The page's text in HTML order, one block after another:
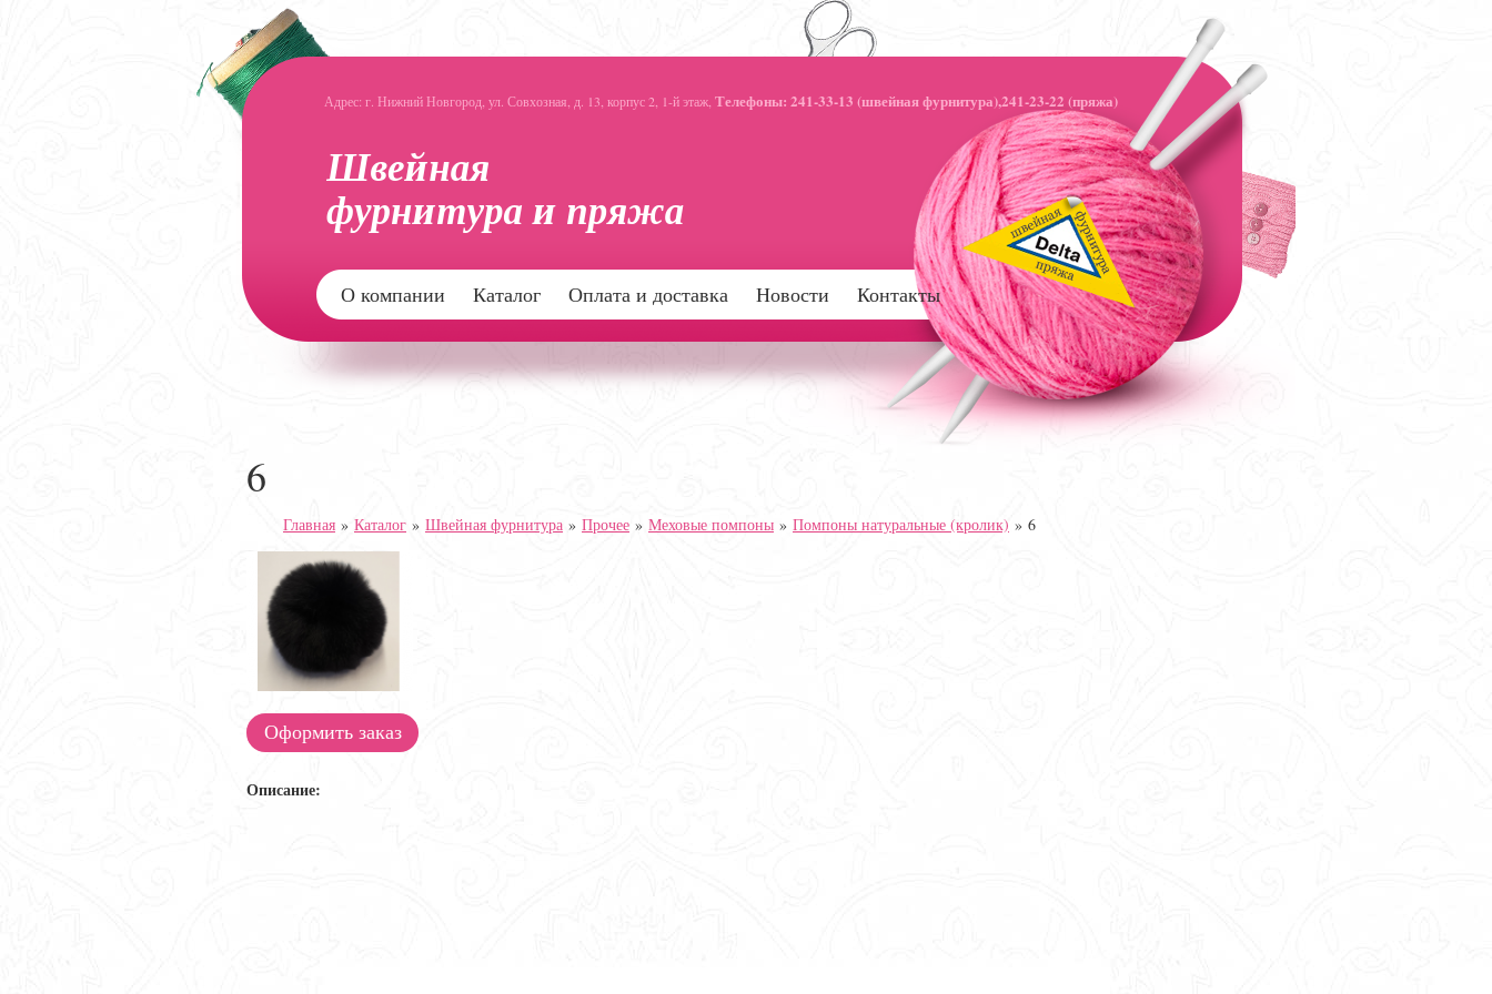
Адрес: г. Нижний Новгород, ул. Совхозная, д. 13, корпус 2, 1-й этаж, Телефоны: 241-33-13 (швейная фурнитура),241-23-22 (пряжа)
О компании Каталог Оплата и доставка Новости Контакты
6
Главная » Каталог » Швейная фурнитура » Прочее » Меховые помпоны » Помпоны натуральные (кролик) » 6
Оформить заказ
Описание: